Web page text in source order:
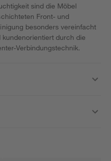
sind die Möbel
Front- und
besonders vereinfacht
durch die
Verbindungstechnik.